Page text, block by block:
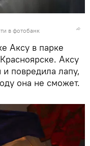
в фотобанк
Аксу в парке
Аксу
повредила лапу,
она не сможет.